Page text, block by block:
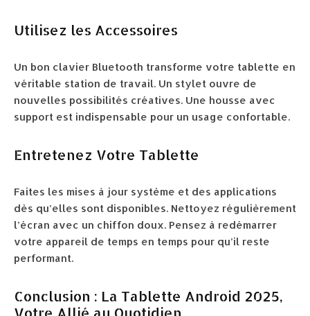
Utilisez les Accessoires
Un bon clavier Bluetooth transforme votre tablette en
véritable station de travail. Un stylet ouvre de
nouvelles possibilités créatives. Une housse avec
support est indispensable pour un usage confortable.
Entretenez Votre Tablette
Faites les mises à jour système et des applications
dès qu’elles sont disponibles. Nettoyez régulièrement
l’écran avec un chiffon doux. Pensez à redémarrer
votre appareil de temps en temps pour qu’il reste
performant.
Conclusion : La Tablette Android 2025,